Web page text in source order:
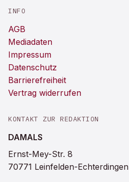
INFO
AGB
Mediadaten
Impressum
Datenschutz
Barrierefreiheit
Vertrag widerrufen
KONTAKT ZUR REDAKTION
DAMALS
Ernst-Mey-Str. 8
70771 Leinfelden-Echterdingen